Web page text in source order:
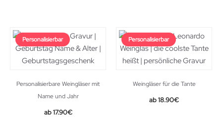
Personalisierbar
Personalisierbare Weingläser mit
Name und Jahr
17.90€
Personalisierbar
Weingläser für die Tante
18.90€